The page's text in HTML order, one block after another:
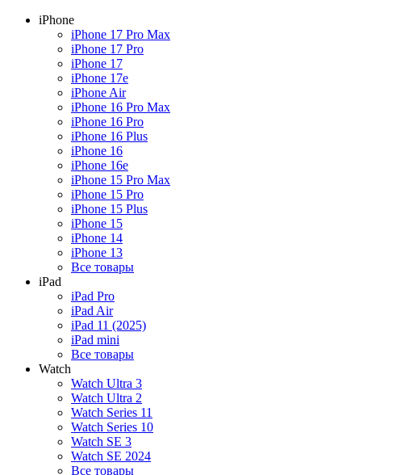
iPhone
iPhone 17 Pro Max
iPhone 17 Pro
iPhone 17
iPhone 17e
iPhone Air
iPhone 16 Pro Max
iPhone 16 Pro
iPhone 16 Plus
iPhone 16
iPhone 16e
iPhone 15 Pro Max
iPhone 15 Pro
iPhone 15 Plus
iPhone 15
iPhone 14
iPhone 13
Все товары
iPad
iPad Pro
iPad Air
iPad 11 (2025)
iPad mini
Все товары
Watch
Watch Ultra 3
Watch Ultra 2
Watch Series 11
Watch Series 10
Watch SE 3
Watch SE 2024
Все товары